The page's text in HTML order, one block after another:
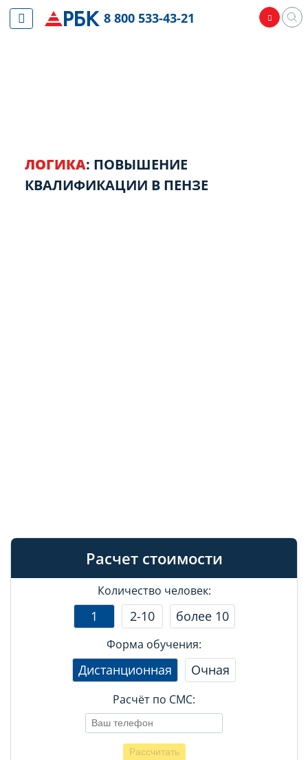
ЛОГИКА: ПОВЫШЕНИЕ
КВАЛИФИКАЦИИ В ПЕНЗЕ
Расчет стоимости
Количество человек:
1 2-10 более 10
Форма обучения:
Дистанционная Очная
Расчёт по СМС:
8 800 533-43-21